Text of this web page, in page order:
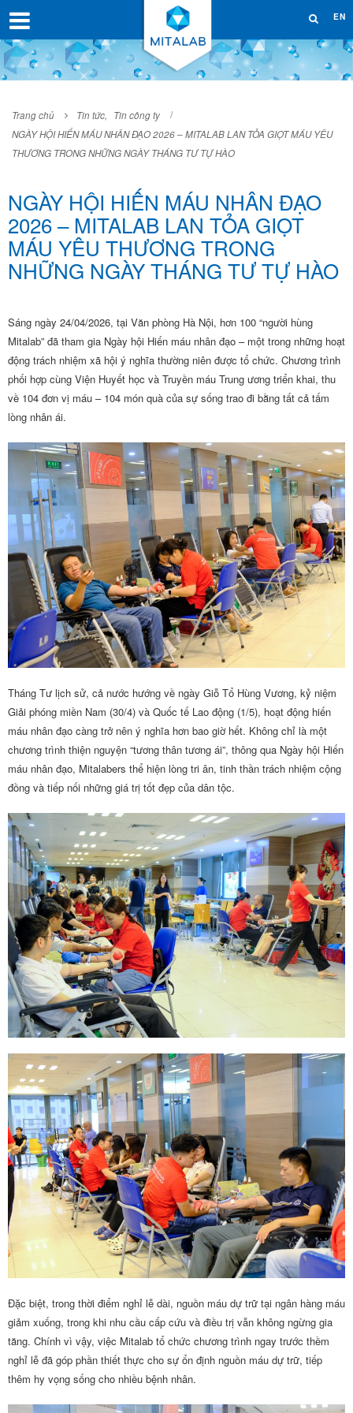
EN
Trang chủ Tin tức,
Tin công ty
NGÀY HỘI HIẾN MÁU NHÂN ĐẠO 2026 – MITALAB LAN TỎA GIỌT MÁU YÊU
THƯƠNG TRONG NHỮNG NGÀY THÁNG TƯ TỰ HÀO
NGÀY HỘI HIẾN MÁU NHÂN ĐẠO
2026 – MITALAB LAN TỎA GIỌT
MÁU YÊU THƯƠNG TRONG
NHỮNG NGÀY THÁNG TƯ TỰ HÀO
Sáng ngày 24/04/2026, tại Văn phòng Hà Nội, hơn 100 “người hùng
Mitalab” đã tham gia Ngày hội Hiến máu nhân đạo – một trong những hoạt
động trách nhiệm xã hội ý nghĩa thường niên được tổ chức. Chương trình
phối hợp cùng Viện Huyết học và Truyền máu Trung ương triển khai, thu
về 104 đơn vị máu – 104 món quà của sự sống trao đi bằng tất cả tấm
lòng nhân ái.
Tháng Tư lịch sử, cả nước hướng về ngày Giỗ Tổ Hùng Vương, kỷ niệm
Giải phóng miền Nam (30/4) và Quốc tế Lao động (1/5), hoạt động hiến
máu nhân đạo càng trở nên ý nghĩa hơn bao giờ hết. Không chỉ là một
chương trình thiện nguyện “tương thân tương ái”, thông qua Ngày hội Hiến
máu nhân đạo, Mitalabers thể hiện lòng tri ân, tinh thần trách nhiệm cộng
đồng và tiếp nối những giá trị tốt đẹp của dân tộc.
Đặc biệt, trong thời điểm nghỉ lễ dài, nguồn máu dự trữ tại ngân hàng máu
giảm xuống, trong khi nhu cầu cấp cứu và điều trị vẫn không ngừng gia
tăng. Chính vì vậy, việc Mitalab tổ chức chương trình ngay trước thềm
nghỉ lễ đã góp phần thiết thực cho sự ổn định nguồn máu dự trữ, tiếp
thêm hy vọng sống cho nhiều bệnh nhân.